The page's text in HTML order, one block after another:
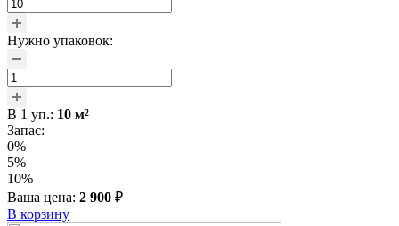
Нужно упаковок:
В 1 уп.: 10 м²
Запас:
0%
5%
10%
Ваша цена: 2 900 ₽
В корзину